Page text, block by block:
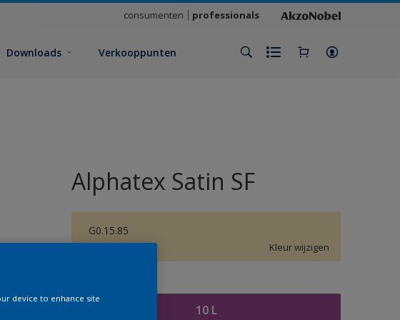
consumenten professionals
Downloads Verkooppunten
Alphatex Satin SF
G0.15.85
Kleur wijzigen
10 L
device to enhance site